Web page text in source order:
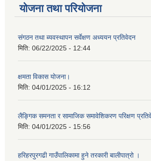
योजना तथा परियोजना
संगठन तथा ब्यवस्थापन सर्वेक्षण अध्ययन प्रतिवेदन
मिति: 06/22/2025 - 12:44
क्षमता विकास योजना।
मिति: 04/01/2025 - 16:12
लैङ्गिक समनता र सामाजिक समावेशिकरण परिक्षण
मिति: 04/01/2025 - 15:56
हरिहरपुरगढी गाउँपालिकामा हुने तरकारी बालीपात्रो ।